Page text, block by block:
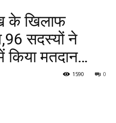
के खिलाफ
सदस्यों ने
किया मतदान…
0
1590